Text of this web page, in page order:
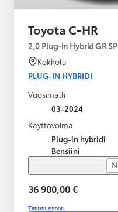
Toyota C-HR
2,0 Plug-in Hybrid GR
Kokkola
PLUG-IN HYBRIDI
Vuosimalli
03-2024
Käyttövoima
Plug-in hybridi
Bensiini
36 900,00 €
Tutustu autoon